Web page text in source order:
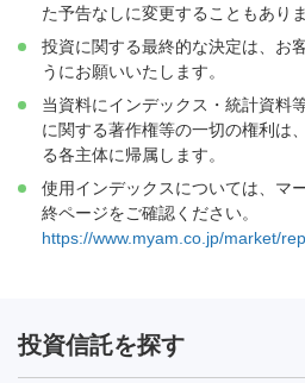
た予告なしに変更することもありま
投資に関する最終的な決定は、お
うにお願いいたします。
当資料にインデックス・統計資料
に関する著作権等の一切の権利は
る各主体に帰属します。
使用インデックスについては、マ
終ページをご確認ください。
https://www.myam.co.jp/market/
投資信託を探す